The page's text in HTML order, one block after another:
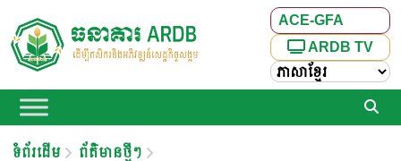
ACE-GFA
ARDB TV
ទំព័រដើម
ព័ត៌មានថ្មីៗ